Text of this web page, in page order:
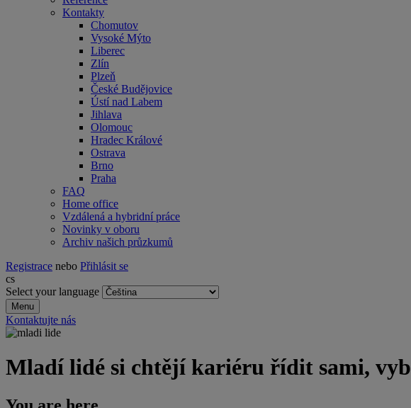
Kontakty
Chomutov
Vysoké Mýto
Liberec
Zlín
Plzeň
České Budějovice
Ústí nad Labem
Jihlava
Olomouc
Hradec Králové
Ostrava
Brno
Praha
FAQ
Home office
Vzdálená a hybridní práce
Novinky v oboru
Archiv našich průzkumů
Registrace nebo Přihlásit se
cs
Select your language
Menu
Kontaktujte nás
Mladí lidé si chtějí kariéru řídit sami,